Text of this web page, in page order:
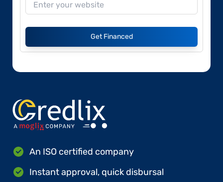
Get Financed
An ISO certified company
Instant approval, quick disbursal